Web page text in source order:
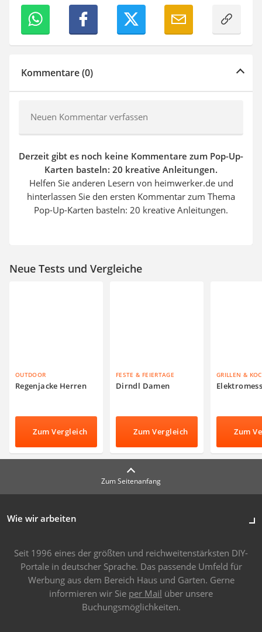
Kommentare (0)
Neuen Kommentar verfassen
Derzeit gibt es noch keine Kommentare zum Pop-Up-
Karten basteln: 20 kreative Anleitungen.
Helfen Sie anderen Lesern von heimwerker.de und
hinterlassen Sie den ersten Kommentar zum Thema
Pop-Up-Karten basteln: 20 kreative Anleitungen.
Neue Tests und Vergleiche
OUTDOOR
Regenjacke Herren
Zum Vergleich
FESTE & FEIERTAGE
Dirndl Damen
Zum Vergleich
GRILLEN &
Zum
Zum Seitenanfang
Wie wir arbeiten
Seit 1996 eines der größten und reichweitenstärksten DIY-
Portale in deutscher Sprache. Das passende Umfeld für
Werbung aus dem Bereich Haus und Garten. Gerne
informieren wir Sie per Mail über unsere
Buchungsmöglichkeiten.